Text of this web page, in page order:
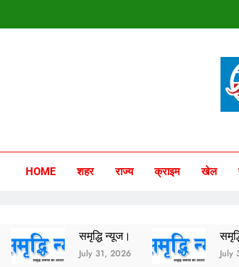
Samriddhi
HOME शहर राज्य क्राइम खेल
समृद्धि न्यूज।
July 31, 2026
समृद्धि न्यूज।
July 30, 2026